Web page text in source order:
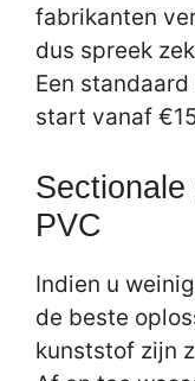
fabrikanten
dus spreek
Een
start vanaf
PVC
Indien u
de beste
kunststof zijn